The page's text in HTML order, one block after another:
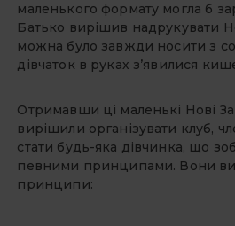
маленького формату могла б
Батько вирішив надрукувати
можна було завжди носити з
дівчаток в руках з’явилися
Отримавши ці маленькі Нові
вирішили організувати клуб,
стати будь-яка дівчинка, що
певними принципами. Вони
принципи: